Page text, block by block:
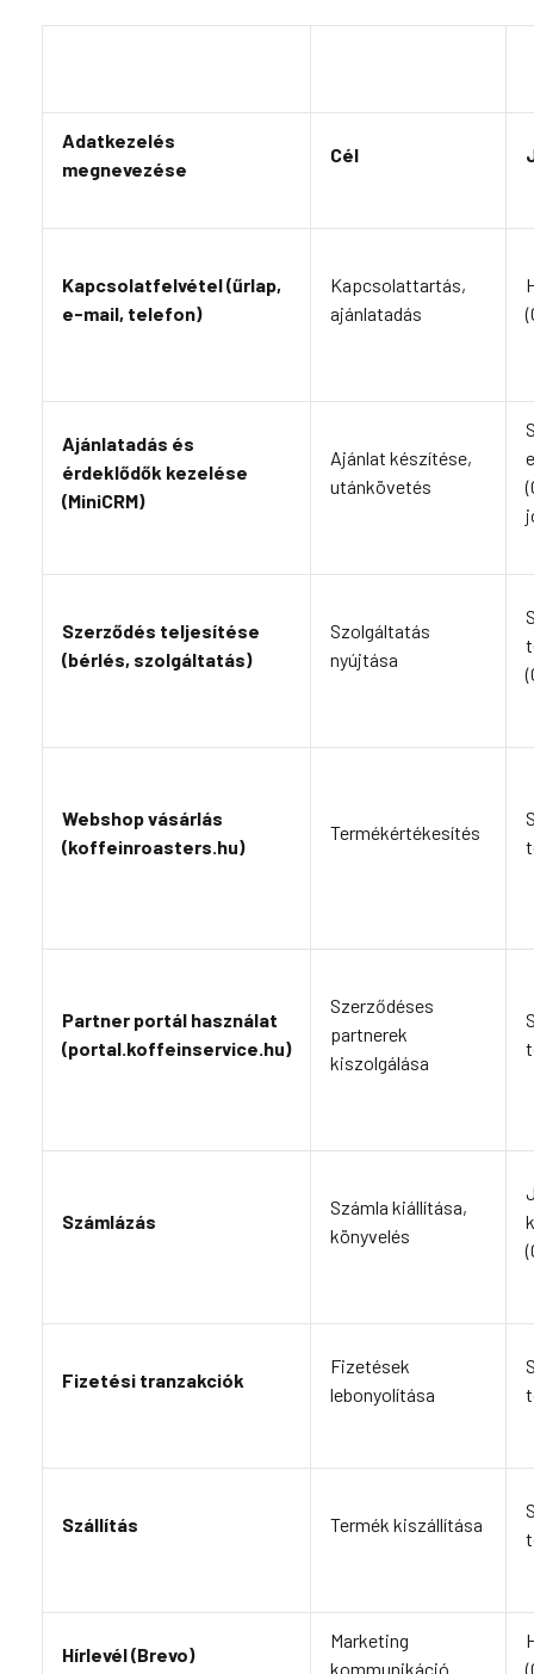
Adatkezelés
megnevezése
Cél
Kapcsolatfelvétel (űrlap,
e-mail, telefon)
Kapcsolattartás,
ajánlatadás
Ajánlatadás és
érdeklődők kezelése
(MiniCRM)
Ajánlat készítése,
utánkövetés
Szerződés teljesítése
(bérlés, szolgáltatás)
Szolgáltatás
nyújtása
Webshop vásárlás
(koffeinroasters.hu)
Termékértékesítés
Partner portál használat
(portal.koffeinservice.hu)
Szerződéses
partnerek
kiszolgálása
Számlázás
Számla kiállítása,
könyvelés
Fizetési tranzakciók
Fizetések
lebonyolítása
Szállítás Termék kiszállítása
Hírlevél (Brevo)
Marketing
kommunikáció